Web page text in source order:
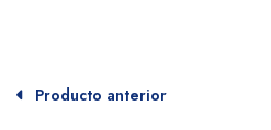
Producto anterior